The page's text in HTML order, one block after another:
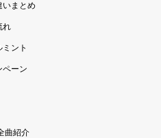
いまとめ
れ
ント
ペーン
曲紹介